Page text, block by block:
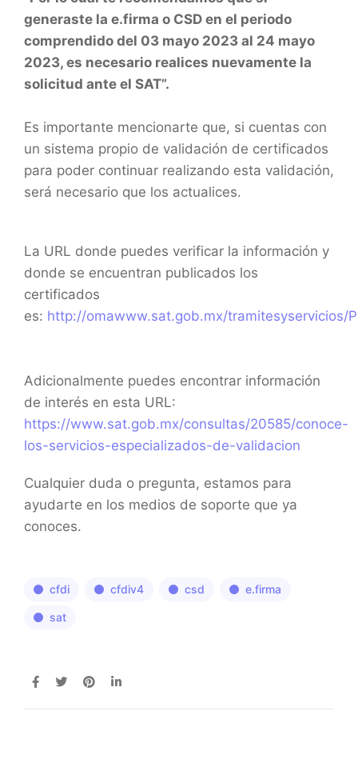
generaste la e.firma o CSD en el periodo
comprendido del 03 mayo 2023 al 24 mayo
2023, es necesario realices nuevamente la
solicitud ante el SAT”.
Es importante mencionarte que, si cuentas con
un sistema propio de validación de certificados
para poder continuar realizando esta validación,
será necesario que los actualices.
La URL donde puedes verificar la información y
donde se encuentran publicados los
certificados
es: http://omawww.sat.gob.mx/tramitesyservicios/
Adicionalmente puedes encontrar información
de interés en esta URL:
https://www.sat.gob.mx/consultas/20585/conoce-
los-servicios-especializados-de-validacion
Cualquier duda o pregunta, estamos para
ayudarte en los medios de soporte que ya
conoces.
cfdi cfdiv4 csd e.firma
sat